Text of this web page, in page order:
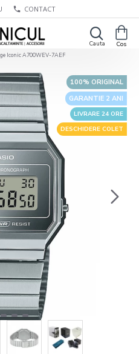
CONTACT
Iconic A700WEV-7AEF
GARANTIE 2 ANI
100% ORIGINAL
DESCHIDERE COLET
LIVRARE 24 ORE